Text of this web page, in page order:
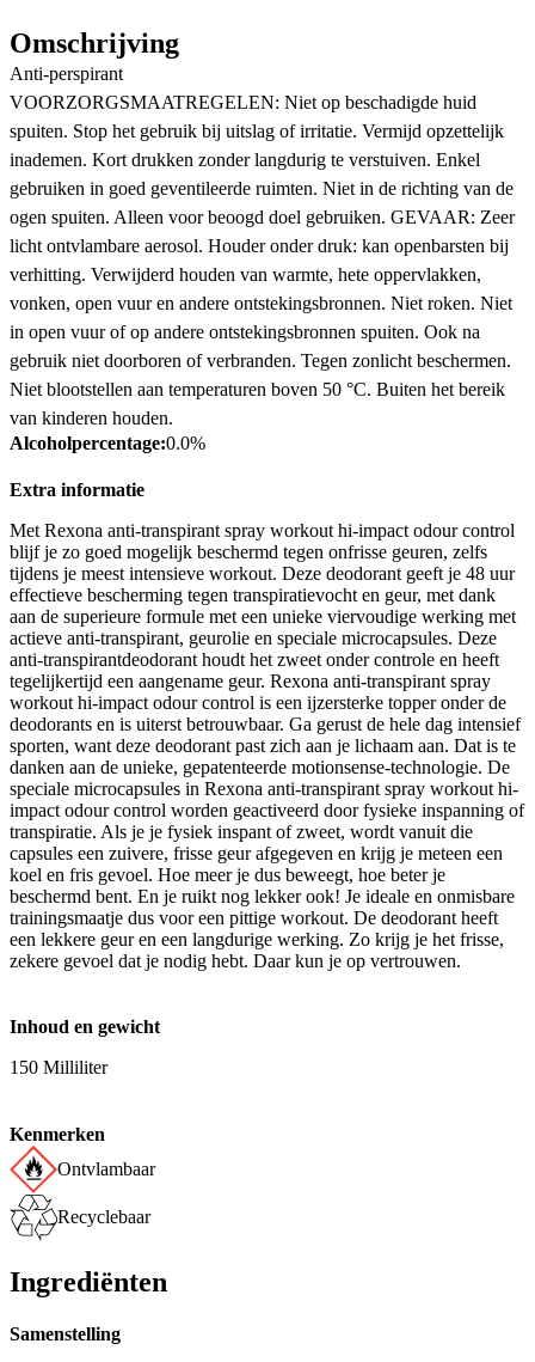
Omschrijving
Anti-perspirant
VOORZORGSMAATREGELEN: Niet op beschadigde huid
spuiten. Stop het gebruik bij uitslag of irritatie. Vermijd opzettelijk
inademen. Kort drukken zonder langdurig te verstuiven. Enkel
gebruiken in goed geventileerde ruimten. Niet in de richting van de
ogen spuiten. Alleen voor beoogd doel gebruiken. GEVAAR: Zeer
licht ontvlambare aerosol. Houder onder druk: kan openbarsten bij
verhitting. Verwijderd houden van warmte, hete oppervlakken,
vonken, open vuur en andere ontstekingsbronnen. Niet roken. Niet
in open vuur of op andere ontstekingsbronnen spuiten. Ook na
gebruik niet doorboren of verbranden. Tegen zonlicht beschermen.
Niet blootstellen aan temperaturen boven 50 °C. Buiten het bereik
van kinderen houden.
Alcoholpercentage:0.0%
Extra informatie
Met Rexona anti-transpirant spray workout hi-impact odour control
blijf je zo goed mogelijk beschermd tegen onfrisse geuren, zelfs
tijdens je meest intensieve workout. Deze deodorant geeft je 48 uur
effectieve bescherming tegen transpiratievocht en geur, met dank
aan de superieure formule met een unieke viervoudige werking met
actieve anti-transpirant, geurolie en speciale microcapsules. Deze
anti-transpirantdeodorant houdt het zweet onder controle en heeft
tegelijkertijd een aangename geur. Rexona anti-transpirant spray
workout hi-impact odour control is een ijzersterke topper onder de
deodorants en is uiterst betrouwbaar. Ga gerust de hele dag intensief
sporten, want deze deodorant past zich aan je lichaam aan. Dat is te
danken aan de unieke, gepatenteerde motionsense-technologie. De
speciale microcapsules in Rexona anti-transpirant spray workout hi-
impact odour control worden geactiveerd door fysieke inspanning of
transpiratie. Als je je fysiek inspant of zweet, wordt vanuit die
capsules een zuivere, frisse geur afgegeven en krijg je meteen een
koel en fris gevoel. Hoe meer je dus beweegt, hoe beter je
beschermd bent. En je ruikt nog lekker ook! Je ideale en onmisbare
trainingsmaatje dus voor een pittige workout. De deodorant heeft
een lekkere geur en een langdurige werking. Zo krijg je het frisse,
zekere gevoel dat je nodig hebt. Daar kun je op vertrouwen.
Inhoud en gewicht
150 Milliliter
Kenmerken
Ontvlambaar
Recyclebaar
Ingrediënten
Samenstelling